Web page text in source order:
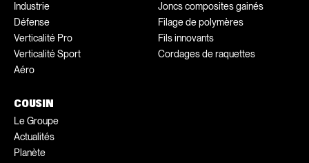
Industrie
Défense
Verticalité Pro
Verticalité Sport
Aéro
Joncs composites gainés
Filage de polymères
Fils innovants
Cordages de raquettes
COUSIN
Le Groupe
Actualités
Planète